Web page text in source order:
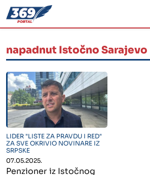
napadnut Istočno Sarajevo
" alt="">
LIDER "LISTE ZA PRAVDU I RED"
ZA SVE OKRIVIO NOVINARE IZ
SRPSKE
07.05.2025.
Penzioner iz Istočnog